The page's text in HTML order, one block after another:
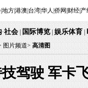
|地方|港澳 台湾|华人 侨网 财经| 产
·社会|国际博览|娱乐体育|
图片频道> 高清图
驾驶 军卡